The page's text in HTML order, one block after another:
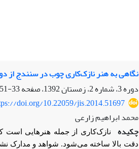
نگاهی به هنر نازک‌کاری چوب در سنندج از
دوره 3، شماره 2، زمستان 1392، صفحه
33-51
doi.org/10.22059/jis.2014.51697
محمد ابراهیم زارعی
چکیده
نازک‌کاری از جمله هنرهایی
دقت بالا ساخته می‌شود. شواهد و مدارک